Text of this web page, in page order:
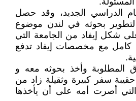
الدراسي الجديد، وقد حصل
بحوثه في لندن موضوع
شكل إيفاد من الجامعة التي
كامل مع مخصصات إيفاد تدفع
المطلوبة وأخذ بحوثه معه و
سفر كبيرة وثقيلة زاد من
التي أصرت أمه على أن يأخذها